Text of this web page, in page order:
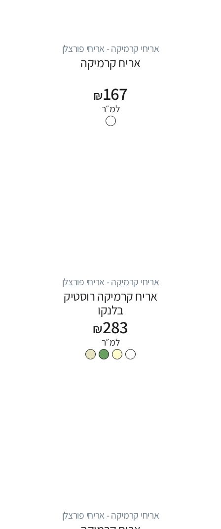
אריחי קרמיקה - אריחי פורצלן
אריח קרמיקה
₪167
למ״ר
אריחי קרמיקה - אריחי פורצלן
אריח קרמיקה רוסטיק
בלנקו
₪283
למ״ר
אריחי קרמיקה - אריחי פורצלן